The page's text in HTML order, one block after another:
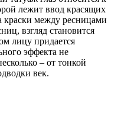
лежит ввод красящих
краски между ресницами
взгляд становится
лицу придается
эффекта не
– от тонкой
век.